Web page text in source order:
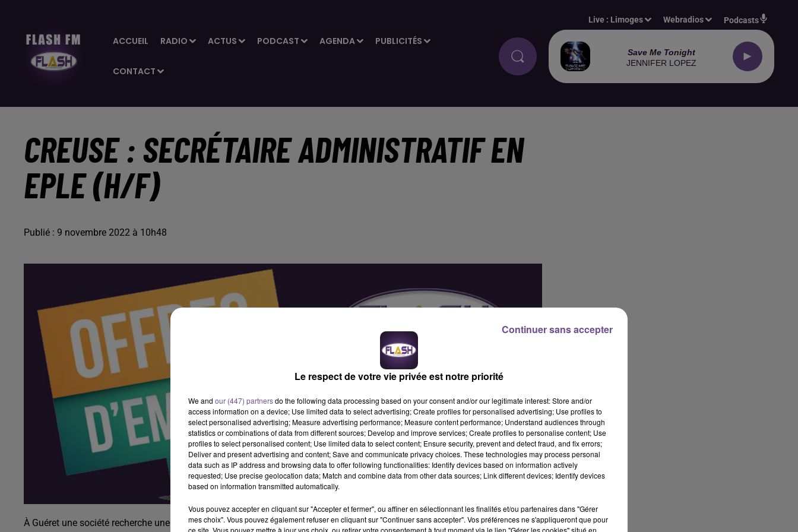
ACCUEIL RADIO ACTUS PODCAST AGENDA PUBLICITÉS
CONTACT
Live : Limoges Webradios Podcasts
Save Me Tonight
JENNIFER LOPEZ
CREUSE : SECRÉTAIRE ADMINISTRATIF EN
EPLE (H/F)
Publié : 9 novembre 2022 à 10h48
À Guéret une société recherche une secrétaire administrative (H/F). Vos missions : accueil physique et téléphonique,
Le respect de votre vie privée est notre priorité
We and our (447) partnersdo the following data processing based on your consent and/or our legitimate interest: Store and/or
access information on a device; Use limited data to select advertising; Create profiles for personalised advertising; Use profiles to
select personalised advertising; Measure advertising performance; Measure content performance; Understand audiences through
statistics or combinations of data from different sources; Develop and improve services; Create profiles to personalise content; Use
profiles to select personalised content; Use limited data to select content; Ensure security, prevent and detect fraud, and fix errors;
Deliver and present advertising and content; Save and communicate privacy choices. These technologies may process personal
data such as IP address and browsing data to offer following functionalities: Identify devices based on information actively
requested; Use precise geolocation data; Match and combine data from other data sources; Link different devices; Identify devices
based on information transmitted automatically.
Vous pouvez accepter en cliquant sur "Accepter et fermer", ou affiner en sélectionnant les finalités et/ou partenaires dans "Gérer
mes choix". Vous pouvez également refuser en cliquant sur "Continuer sans accepter". Vos préférences ne s'appliqueront que pour
ce site. Vous pouvez mettre à jour vos choix, ou retirer votre consentement à tout moment via le lien "Gérer les cookies" situé en
Continuer sans accepter